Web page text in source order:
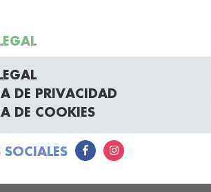
DE PRIVACIDAD
DE COOKIES